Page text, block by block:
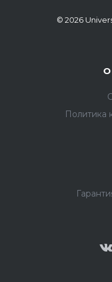
© 2026
О
Политика